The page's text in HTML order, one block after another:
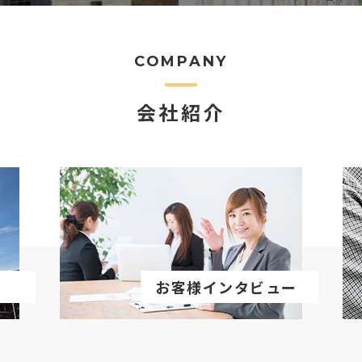
COMPANY
会社紹介
お客様インタビュー